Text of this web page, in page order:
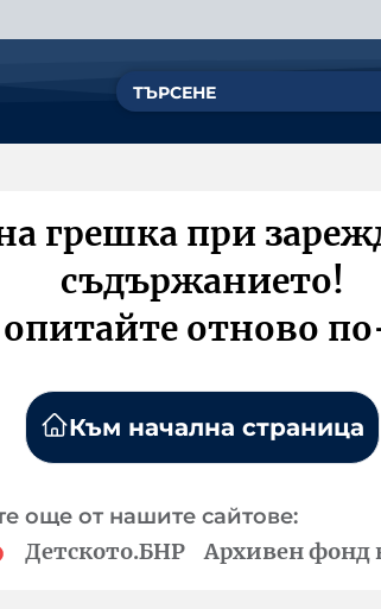
грешка при
съдържанието!
отново
Към начална страница
още от нашите сайтове:
Детското.БНР Архивен фонд